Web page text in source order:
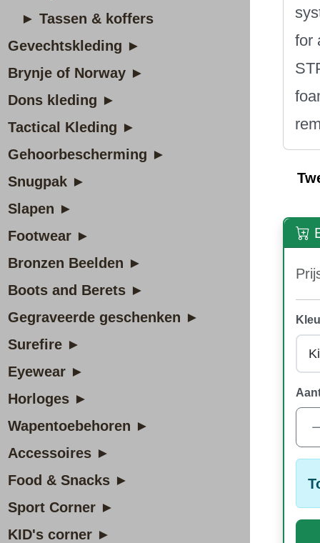
► Tassen & koffers
Gevechtskleding ►
Brynje of Norway ►
Dons kleding ►
Tactical Kleding ►
Gehoorbescherming ►
Snugpak ►
Slapen ►
Footwear ►
Bronzen Beelden ►
Boots and Berets ►
Gegraveerde geschenken ►
Surefire ►
Eyewear ►
Horloges ►
Wapentoebehoren ►
Accessoires ►
Food & Snacks ►
Sport Corner ►
KID's corner ►
for